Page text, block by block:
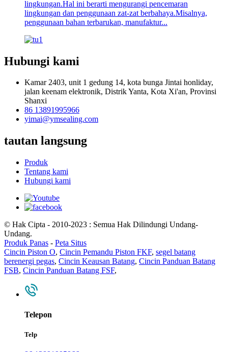
lingkungan.Hal ini berarti mengurangi pencemaran
lingkungan dan penggunaan zat-zat berbahaya.Misalnya,
penggunaan bahan terbarukan, manufaktur...
Hubungi kami
Kamar 2403, unit 1 gedung 14, kota bunga Jintai honliday,
jalan keenam elektronik, Distrik Yanta, Kota Xi'an, Provinsi
Shanxi
86 13891995966
yimai@ymsealing.com
tautan langsung
Produk
Tentang kami
Hubungi kami
© Hak Cipta - 2010-2023 : Semua Hak Dilindungi Undang-
Undang.
Produk Panas - Peta Situs
Cincin Piston O, Cincin Pemandu Piston FKF, segel batang
berenergi pegas, Cincin Keausan Batang, Cincin Panduan Batang
FSB, Cincin Panduan Batang FSF,
Telepon
Telp